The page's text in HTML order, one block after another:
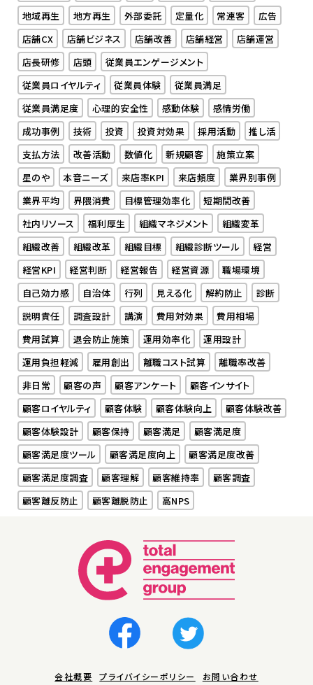
地域再生
地方再生 外部委託 定量化 常連客
広告
店舗CX
店舗ビジネス 店舗改善 店舗経営
店舗運営
店長研修
店頭
従業員エンゲージメント
従業員ロイヤルティ
従業員体験
従業員満足
従業員満足度
心理的安全性 感動体験
感情労働
成功事例
技術 投資 投資対効果 採用活動
推し活
支払方法
改善活動 数値化 新規顧客
施策立案
星のや
本音ニーズ 来店率KPI 来店頻度
業界別事例
業界平均
界隈消費 目標管理効率化
短期間改善
社内リソース
福利厚生 組織マネジメント
組織変革
組織改善
組織改革 組織目標 組織診断ツール
経営
経営KPI
経営判断 経営報告 経営資源
職場環境
自己効力感
自治体 行列 見える化 解約防止
診断
説明責任
調査設計 講演 費用対効果
費用相場
費用試算
退会防止施策 運用効率化
運用設計
運用負担軽減
雇用創出 離職コスト試算
離職率改善
非日常
顧客の声 顧客アンケート
顧客インサイト
顧客ロイヤルティ
顧客体験 顧客体験向上
顧客体験改善
顧客体験設計
顧客保持 顧客満足
顧客満足度
顧客満足度ツール
顧客満足度向上
顧客満足度改善
顧客満足度調査
顧客理解 顧客維持率
顧客調査
顧客離反防止
顧客離脱防止 高NPS
会社概要 プライバイシーポリシー お問い合わせ